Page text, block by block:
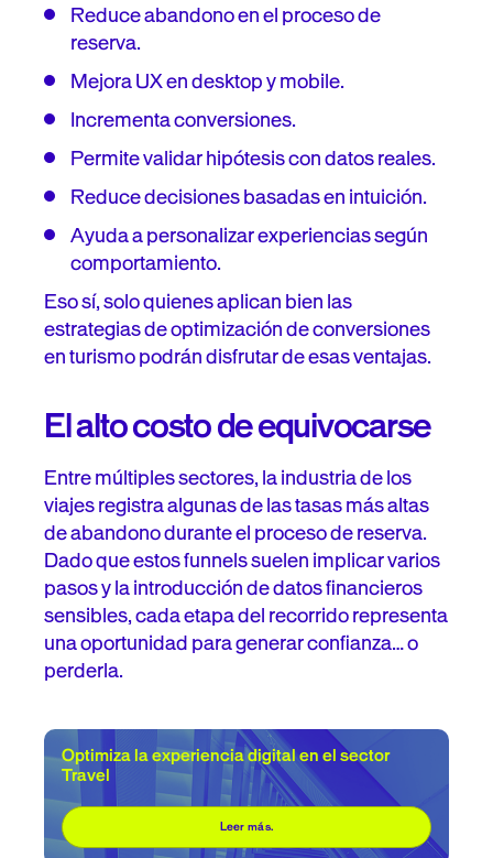
Reduce abandono en el proceso de
reserva.
Mejora UX en desktop y mobile.
Incrementa conversiones.
Permite validar hipótesis con datos reales.
Reduce decisiones basadas en intuición.
Ayuda a personalizar experiencias según
comportamiento.
Eso sí, solo quienes aplican bien las
estrategias de optimización de conversiones
en turismo podrán disfrutar de esas ventajas.
El alto costo de equivocarse
Entre múltiples sectores, la industria de los
viajes registra algunas de las tasas más altas
de abandono durante el proceso de reserva.
Dado que estos funnels suelen implicar varios
pasos y la introducción de datos financieros
sensibles, cada etapa del recorrido representa
una oportunidad para generar confianza… o
perderla.
Optimiza la experiencia digital en el sector
Travel
Leer más.